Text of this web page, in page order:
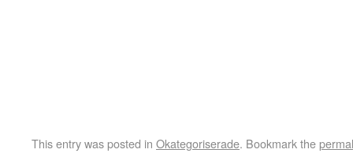
This entry was posted in Okategoriserade. Bookmark the